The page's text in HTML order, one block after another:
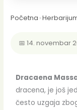
Početna ›
📅 14. novembar
Dracaena
dracena, je još
često uzgaja